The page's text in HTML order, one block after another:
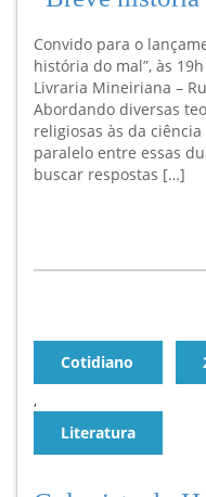
Convido para o
história do mal”, às
Livraria Mineiriana –
Abordando diversas
religiosas às da
paralelo entre essas
buscar respostas […]
Cotidiano
,
Literatura